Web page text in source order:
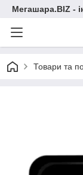
Мегашара.BIZ -
Товари та